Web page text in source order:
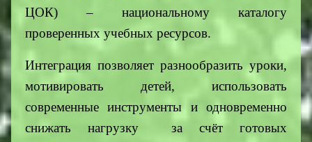
ЦОК) – национальному каталогу
проверенных учебных ресурсов.
Интеграция позволяет разнообразить уроки,
мотивировать детей, использовать
современные инструменты и одновременно
снижать нагрузку за счёт готовых